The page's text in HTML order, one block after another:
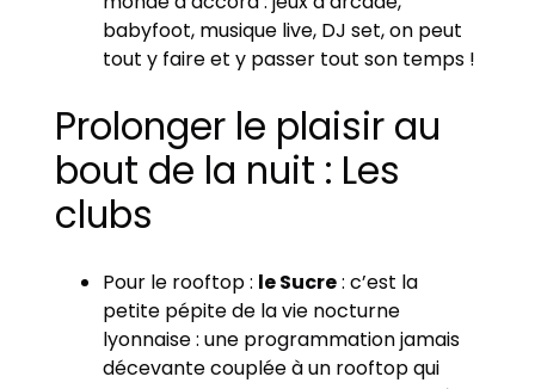
babyfoot, musique live, DJ set, on peut
tout y faire et y passer tout son temps !
Prolonger le plaisir au
bout de la nuit : Les
clubs
Pour le rooftop : le Sucre: c’est la
petite pépite de la vie nocturne
lyonnaise : une programmation jamais
décevante couplée à un rooftop qui